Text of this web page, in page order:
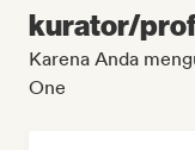
kurator/
Karena Anda
One